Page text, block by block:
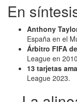
En
Anthony
España en el
Árbitro FIFA
League en
13 tarjetas
League 2023.